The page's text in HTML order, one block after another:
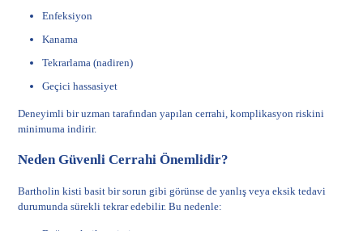
Enfeksiyon
Kanama
Tekrarlama (nadiren)
Geçici hassasiyet
Deneyimli bir uzman tarafından yapılan cerrahi, komplikasyon riskini
minimuma indirir.
Neden Güvenli Cerrahi Önemlidir?
Bartholin kisti basit bir sorun gibi görünse de yanlış veya eksik tedavi
durumunda sürekli tekrar edebilir. Bu nedenle: